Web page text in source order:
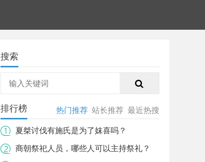
搜索
排行榜 热门推荐 站长推荐 最近热搜
夏桀讨伐有施氏是为了妺喜吗？
商朝祭祀人员，哪些人可以主持祭礼？